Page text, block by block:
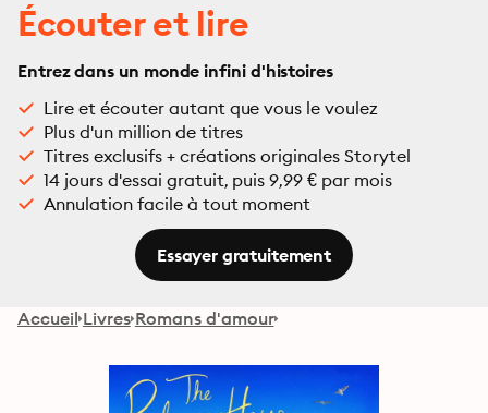
Écouter et lire
Entrez dans un monde infini d'histoires
Lire et écouter autant que vous le voulez
Plus d'un million de titres
Titres exclusifs + créations originales Storytel
14 jours d'essai gratuit, puis 9,99 € par mois
Annulation facile à tout moment
Essayer gratuitement
Accueil Livres Romans d'amour